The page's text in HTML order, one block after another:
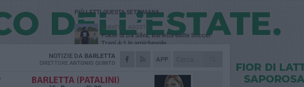
APP
NOTIZIE DA BARLETTA
DIRETTORE ANTONIO QUINTO
PIÙ LETTI QUESTA SETTIMANA
SABATO 1 AGOSTO
Poker di Da Silva, Barletta batte Soccer
Trani 4-1 in amichevole
VENERDÌ 31 LUGLIO
Serie C Sky Wifi: fissate date e orari delle
VENERDÌ 31 LUGLIO